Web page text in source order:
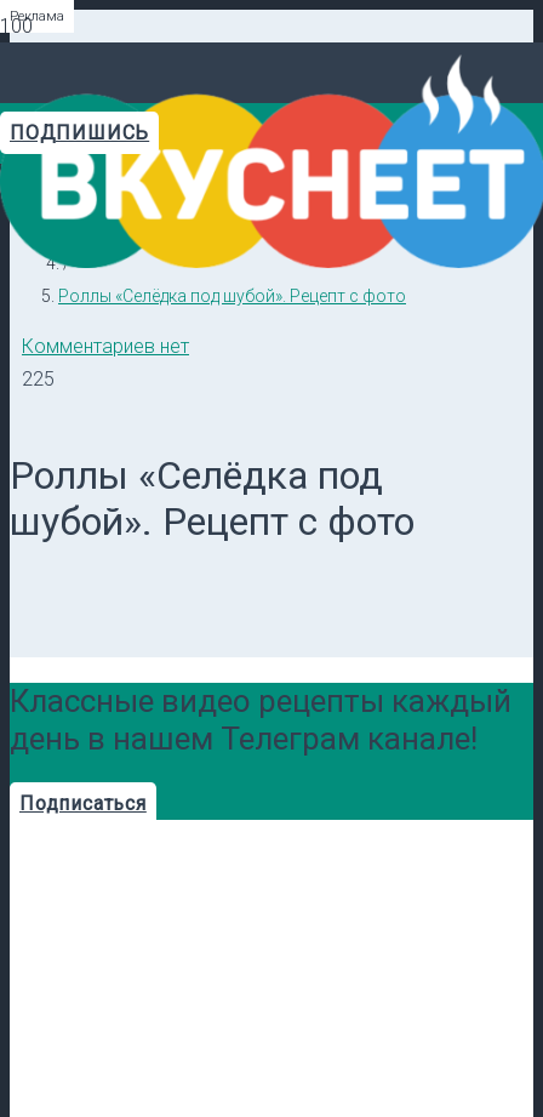
ПОДПИШИСЬ
Видеорецепты в ТГ →
Главная
/
/
Роллы «Селёдка под шубой». Рецепт с фото
Комментариев нет
225
Роллы «Селёдка под
шубой». Рецепт с фото
Классные видео рецепты каждый
день в нашем Телеграм канале!
Подписаться
Реклама
Реклама
Реклама
Реклама
Реклама
Реклама